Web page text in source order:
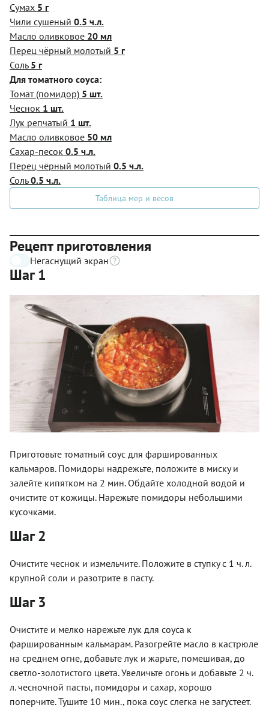
Сумах 5 г
Чили сушеный 0.5 ч.л.
Масло оливковое 20 мл
Перец чёрный молотый 5 г
Соль 5 г
Для томатного соуса:
Томат (помидор) 5 шт.
Чеснок 1 шт.
Лук репчатый 1 шт.
Масло оливковое 50 мл
Сахар-песок 0.5 ч.л.
Перец чёрный молотый 0.5 ч.л.
Соль0.5 ч.л.
Таблица мер и весов
Рецепт приготовления
Негаснущий экран
Шаг 1
Приготовьте томатный соус для фаршированных
кальмаров. Помидоры надрежьте, положите в миску и
залейте кипятком на 2 мин. Обдайте холодной водой и
очистите от кожицы. Нарежьте­ помидоры небольшими
кусочками.
Шаг 2
Очистите чеснок и измельчите. Положите в ступку с 1 ч. л.
крупной соли и разотрите в пасту.
Шаг 3
Очистите и мелко нарежьте лук для соуса к
фаршированным кальмарам. Разогрейте масло в кастрюле
на среднем огне, добавьте лук и жарьте, помешивая, до
светло-золотистого цвета. Увеличьте огонь и добавьте 2 ч.
л. чесночной пасты, помидоры и сахар, хорошо
поперчите. Тушите 10 мин., пока соус слегка не загустеет.